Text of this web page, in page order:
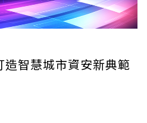
智慧城市資安新典範